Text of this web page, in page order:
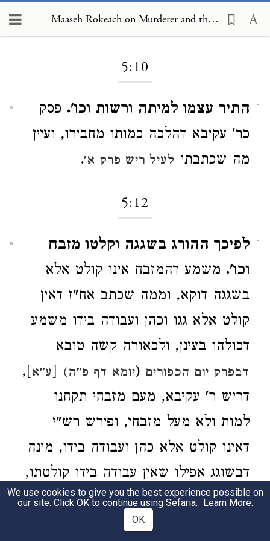
Maaseh Rokeach on Murderer and the Preservation of Life 5:10
5:10
1 התיר עצמו למיתה ורשות וכו'. פסק
כר' עקיבא דהלכה כמותו מחבירו, ועיין
מה שכתבתי לעיל ריש פרק א'.
5:12
1
לפיכך ההורג בשגגה וקלטו מזבח
וכו'. משמע דהמזבח אינו קולט אלא
בשגגה דוקא, וממה שכתב אח"ז דאין
קולט אלא גגו וכהן ועבודה בידו משמע
דכולהו בעינן, ולכאורה קשה טובא
דבפרק יום הכפורים (יומא דף פ"ה) [ע"א],
דריש ר' עקיבא, מעם מזבחי תקחנו
למות ולא מעל מזבחי, ופירש רש"י
דאינו קולט אלא כהן ועבודה בידו, מינה
דבשוגג אפילו שאין עבודה בידו קולטתו,
וכן הקשה הרב ר' חיים אבועלפיא בספרו
עץ החיים בלשונות דף ב', ועוד הקשה
We use cookies to give you the best experience possible on
our site. Click OK to continue using Sefaria. Learn More.
OK